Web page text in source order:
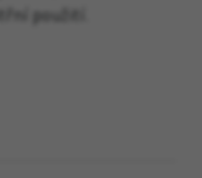
použití.